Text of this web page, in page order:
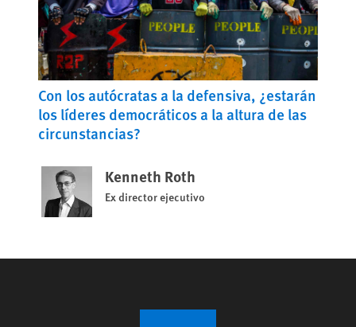
Con los autócratas a la defensiva, ¿estarán
los líderes democráticos a la altura de las
circunstancias?
Kenneth Roth
Ex director ejecutivo